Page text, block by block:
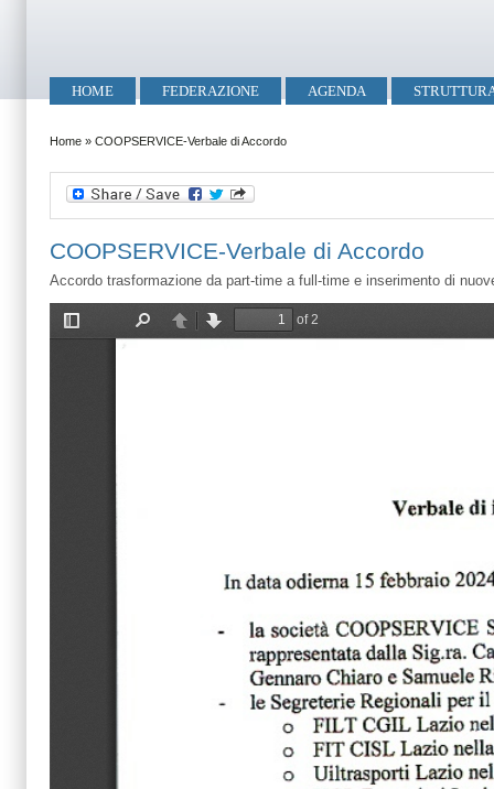
Menu principale
HOME FEDERAZIONE AGENDA
Tu sei qui
Home » COOPSERVICE-Verbale di Accordo
COOPSERVICE-Verbale di Accordo
Accordo trasformazione da part-time a full-time e inserimento di